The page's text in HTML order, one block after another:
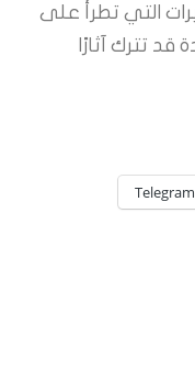
التي تطرأ على
قد تترك آثارًا
Telegram